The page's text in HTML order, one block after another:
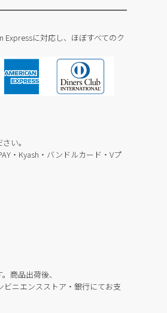
Expressに対応し、ほぼすべてのク
い。
・Kyash・バンドルカード・Vプ
商品出荷後、
ニエンスストア・銀行にてお支